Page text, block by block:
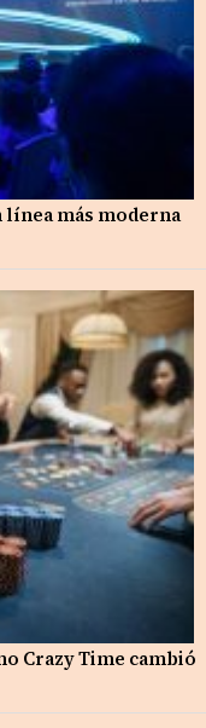
línea más moderna
Crazy Time cambió